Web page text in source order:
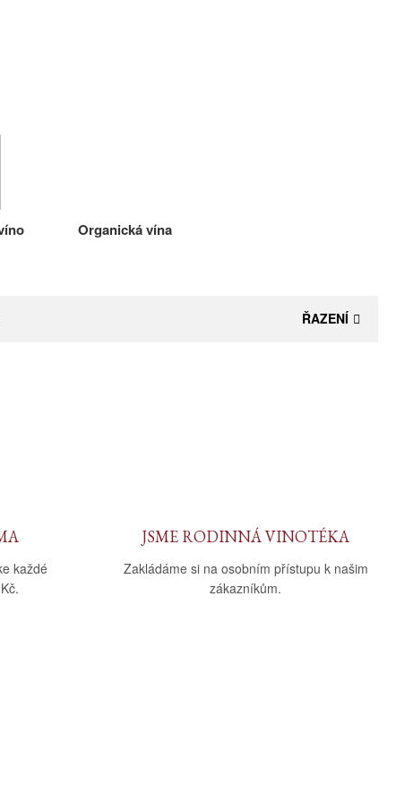
Organická vína
ŘAZENÍ
každé
JSME RODINNÁ VINOTÉKA
Zakládáme si na osobním přístupu k našim
zákazníkům.